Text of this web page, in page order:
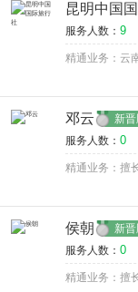
服务人数： 9
精通业务：云
邓云 新晋
服务人数： 0
精通业务：擅
侯朝 新晋
服务人数： 0
精通业务：擅